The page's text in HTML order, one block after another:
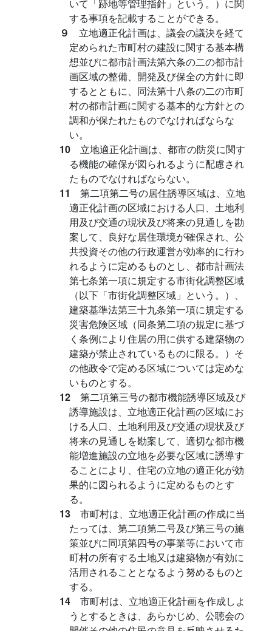
いて「跡地等管理指針」という。）に関
する事項を記載することができる。
９ 立地適正化計画は、議会の議決を経て
定められた市町村の建設に関する基本構
想並びに都市計画法第六条の二の都市計
画区域の整備、開発及び保全の方針に即
するとともに、同法第十八条の二の市町
村の都市計画に関する基本的な方針との
調和が保たれたものでなければならな
い。
10 立地適正化計画は、都市の防災に関す
る機能の確保が図られるように配慮され
たものでなければならない。
11 第二項第二号の居住誘導区域は、立地
適正化計画の区域における人口、土地利
用及び交通の現状及び将来の見通しを勘
案して、良好な居住環境が確保され、公
共投資その他の行政運営が効率的に行わ
れるように定めるものとし、都市計画法
第七条第一項に規定する市街化調整区域
（以下「市街化調整区域」という。）、
建築基準法第三十九条第一項に規定する
災害危険区域（同条第二項の規定に基づ
く条例により住居の用に供する建築物の
建築が禁止されているものに限る。）そ
の他政令で定める区域については定めな
いものとする。
12 第二項第三号の都市機能誘導区域及び
誘導施設は、立地適正化計画の区域にお
ける人口、土地利用及び交通の現状及び
将来の見通しを勘案して、適切な都市機
能増進施設の立地を必要な区域に誘導す
ることにより、住宅の立地の適正化が効
果的に図られるように定めるものとす
る。
13 市町村は、立地適正化計画の作成に当
たっては、第二項第二号及び第三号の施
策並びに同項第四号の事業等において市
町村の所有する土地又は建築物が有効に
活用されることとなるよう努めるものと
する。
14 市町村は、立地適正化計画を作成しよ
うとするときは、あらかじめ、公聴会の